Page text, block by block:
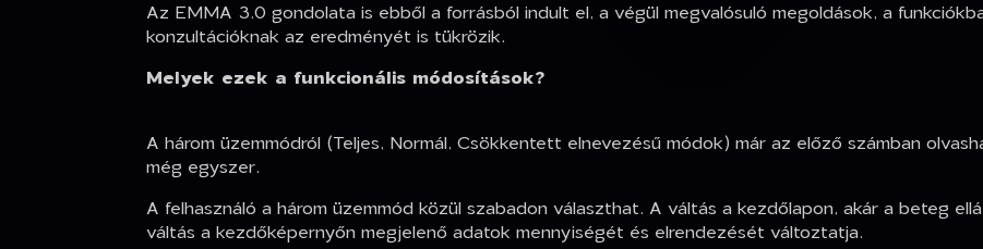
Az EMMA 3.0 gondolata is ebből a forrásból indult el, a végül megvalósuló megoldások, a
konzultációknak az eredményét is tükrözik.
Melyek ezek a funkcionális módosítások?
A három üzemmódról (Teljes, Normál, Csökkentett elnevezésű módok) már az előző számban
még egyszer.
A felhasználó a három üzemmód közül szabadon választhat. A váltás a kezdőlapon, akár a beteg
váltás a kezdőképernyőn megjelenő adatok mennyiségét és elrendezését változtatja.